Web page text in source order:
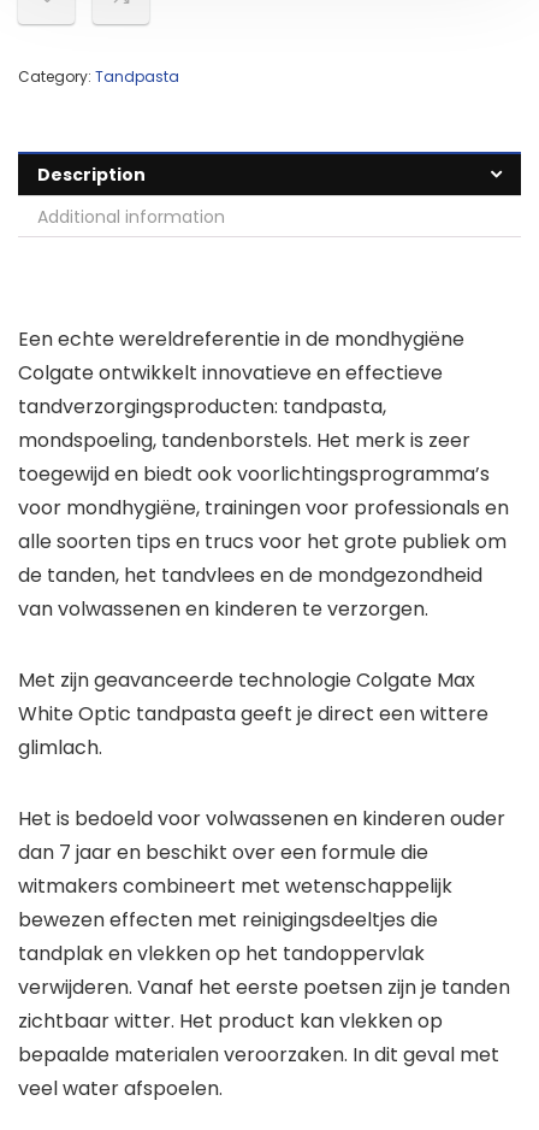
Category: Tandpasta
Description
Additional information
Een echte wereldreferentie in de mondhygiëne
Colgate ontwikkelt innovatieve en effectieve
tandverzorgingsproducten: tandpasta,
mondspoeling, tandenborstels. Het merk is zeer
toegewijd en biedt ook voorlichtingsprogramma’s
voor mondhygiëne, trainingen voor professionals en
alle soorten tips en trucs voor het grote publiek om
de tanden, het tandvlees en de mondgezondheid
van volwassenen en kinderen te verzorgen.
Met zijn geavanceerde technologie Colgate Max
White Optic tandpasta geeft je direct een wittere
glimlach.
Het is bedoeld voor volwassenen en kinderen ouder
dan 7 jaar en beschikt over een formule die
witmakers combineert met wetenschappelijk
bewezen effecten met reinigingsdeeltjes die
tandplak en vlekken op het tandoppervlak
verwijderen. Vanaf het eerste poetsen zijn je tanden
zichtbaar witter. Het product kan vlekken op
bepaalde materialen veroorzaken. In dit geval met
veel water afspoelen.